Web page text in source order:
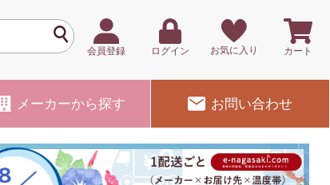
会員登録 ログイン お気に入り カート
メーカーから探す お問い合わせ